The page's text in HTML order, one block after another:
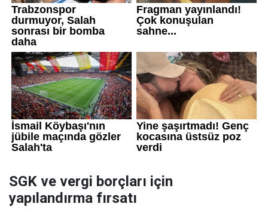
SGK ve vergi borçları için
yapılandırma fırsatı